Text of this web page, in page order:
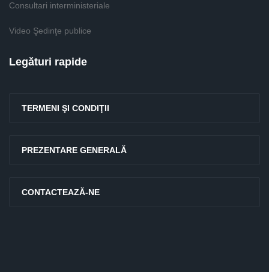
Consultari interministeriale
Video Şedinţe publice
Legături rapide
TERMENI ŞI CONDIŢII
PREZENTARE GENERALĂ
CONTACTEAZĂ-NE